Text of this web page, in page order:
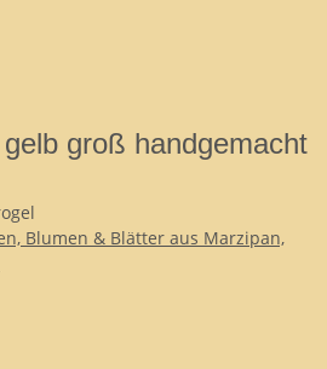
groß handgemacht
Blumen & Blätter aus Marzipan,